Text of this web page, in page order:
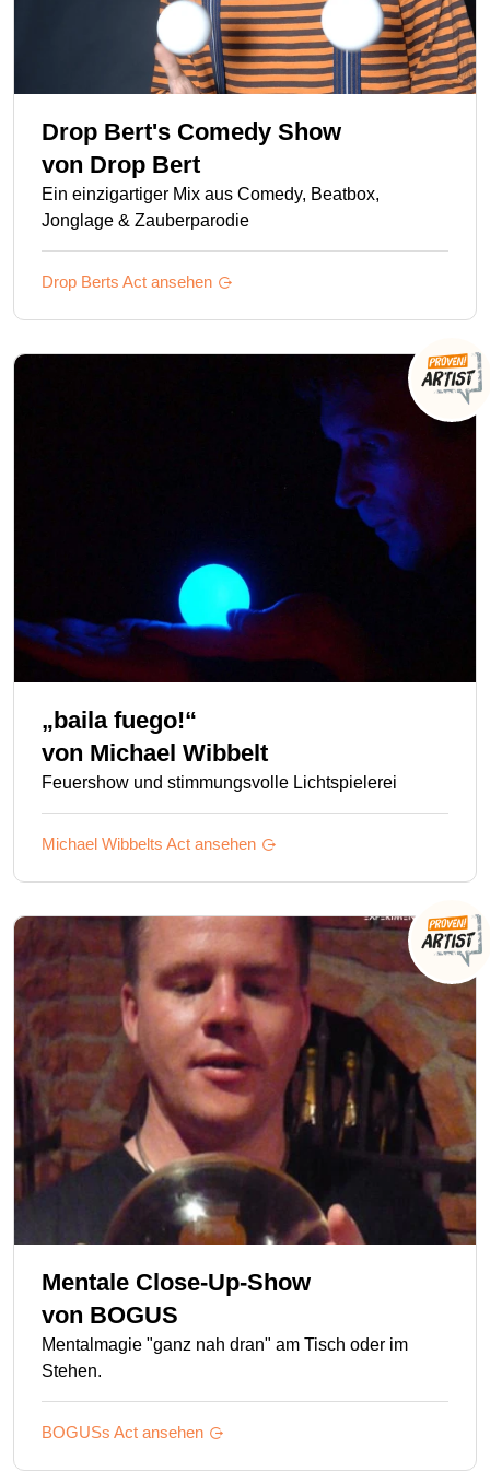
Drop Bert's Comedy Show
von Drop Bert
Ein einzigartiger Mix aus Comedy, Beatbox,
Jonglage & Zauberparodie
Drop Berts Act ansehen
„baila fuego!“
von Michael Wibbelt
Feuershow und stimmungsvolle Lichtspielerei
Michael Wibbelts Act ansehen
Mentale Close-Up-Show
von BOGUS
Mentalmagie "ganz nah dran" am Tisch oder im
Stehen.
BOGUSs Act ansehen